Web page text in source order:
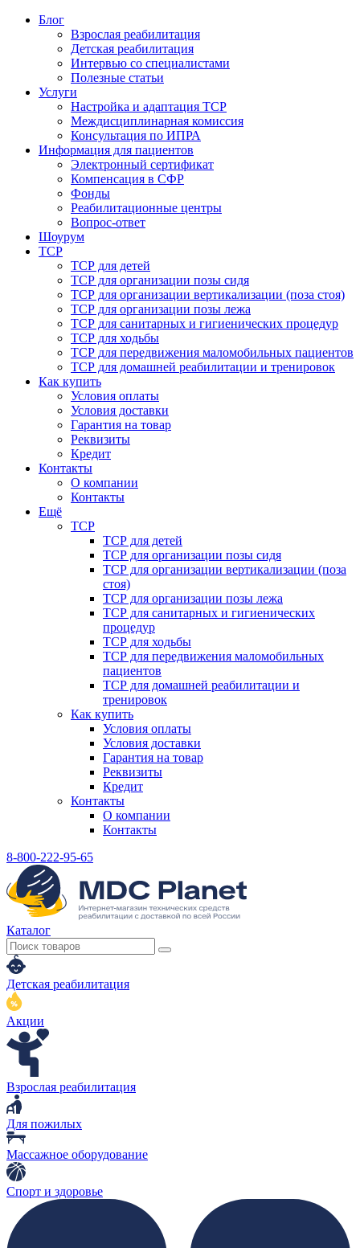
Блог
Взрослая реабилитация
Детская реабилитация
Интервью со специалистами
Полезные статьи
Услуги
Настройка и адаптация ТСР
Междисциплинарная комиссия
Консультация по ИПРА
Информация для пациентов
Электронный сертификат
Компенсация в СФР
Фонды
Реабилитационные центры
Вопрос-ответ
Шоурум
ТСР
ТСР для детей
ТСР для организации позы сидя
ТСР для организации вертикализации (поза стоя)
ТСР для организации позы лежа
ТСР для санитарных и гигиенических процедур
ТСР для ходьбы
ТСР для передвижения маломобильных пациентов
ТСР для домашней реабилитации и тренировок
Как купить
Условия оплаты
Условия доставки
Гарантия на товар
Реквизиты
Кредит
Контакты
О компании
Контакты
Ещё
ТСР
ТСР для детей
ТСР для организации позы сидя
ТСР для организации вертикализации (поза
стоя)
ТСР для организации позы лежа
ТСР для санитарных и гигиенических
процедур
ТСР для ходьбы
ТСР для передвижения маломобильных
пациентов
ТСР для домашней реабилитации и
тренировок
Как купить
Условия оплаты
Условия доставки
Гарантия на товар
Реквизиты
Кредит
Контакты
О компании
Контакты
8-800-222-95-65
Каталог
Детская реабилитация
Акции
Взрослая реабилитация
Для пожилых
Массажное оборудование
Спорт и здоровье